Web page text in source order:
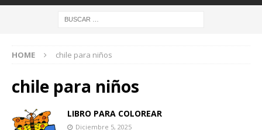
HOME chile para niños
chile para niños
LIBRO PARA COLOREAR
Diciembre 5, 2025